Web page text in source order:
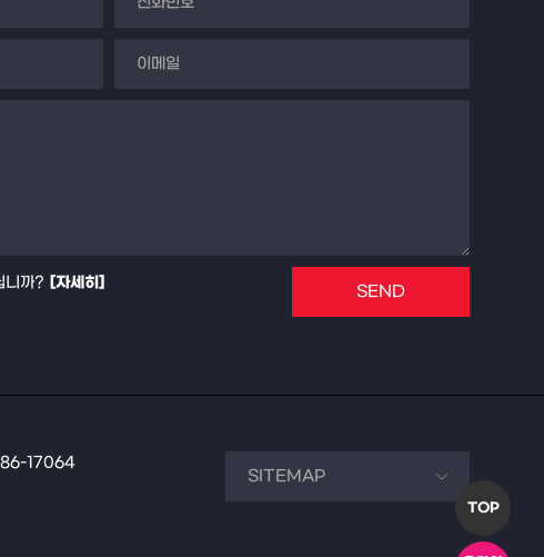
TOP
니까? [자세히] SEND
86-17064